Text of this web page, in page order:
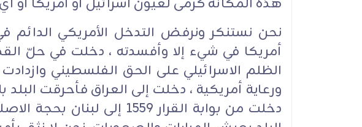
نحن نستنكر ونرفض التدخل الأمريكي
أمريكا في شيء إلا وأفسدته ، دخلت في حلّ
الظلم الاسرائيلي على الحق الفلسطيني وازدادت
ورعاية أمريكية ، دخلت إلى العراق فأحرقت البلد
دخلت من بوابة القرار 1559 إلى